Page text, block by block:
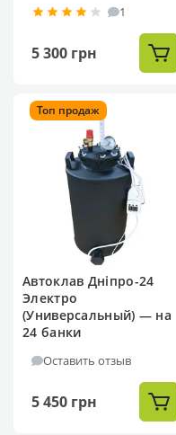
1
5 300 грн
Топ продаж
Автоклав Дніпро-24
Электро
(Универсальный) — на
24 банки
Оставить отзыв
5 450 грн